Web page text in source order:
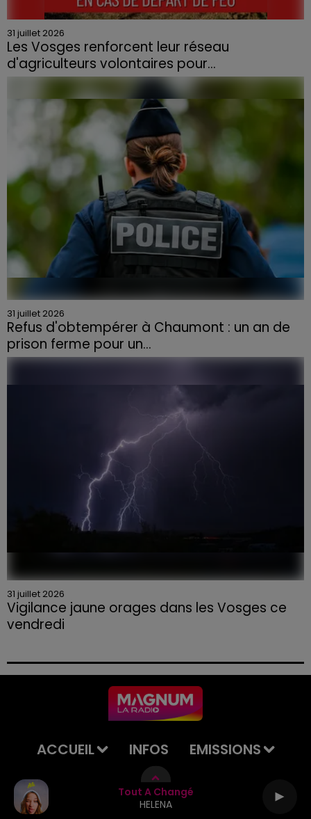
Tout A Changé
HELENA
31 juillet 2026
Les Vosges renforcent leur réseau
d'agriculteurs volontaires pour...
31 juillet 2026
Refus d'obtempérer à Chaumont : un an de
prison ferme pour un...
31 juillet 2026
Vigilance jaune orages dans les Vosges ce
vendredi
ACCUEIL INFOS
EMISSIONS
AGENDA
JEUX
PODCASTS